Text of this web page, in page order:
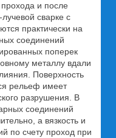
и после
сварке с
практически на
соединений
поперек
металлу вдали
Поверхность
рельеф имеет
разрушения. В
соединений
а вязкость и
по счету проход при